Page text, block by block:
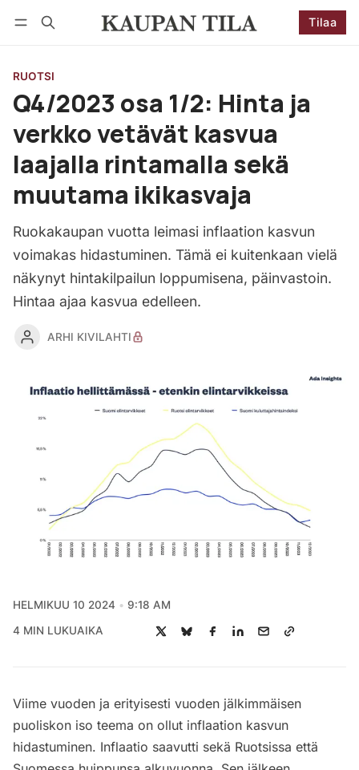
Tilaa
RUOTSI
Q4/2023 osa 1/2: Hinta ja
verkko vetävät kasvua
laajalla rintamalla sekä
muutama ikikasvaja
Ruokakaupan vuotta leimasi inflaation kasvun
voimakas hidastuminen. Tämä ei kuitenkaan vielä
näkynyt hintakilpailun loppumisena, päinvastoin.
Hintaa ajaa kasvua edelleen.
ARHI KIVILAHTI
HELMIKUU 10 2024 9:18 AM
4 MIN LUKUAIKA
Viime vuoden ja erityisesti vuoden jälkimmäisen
puoliskon iso teema on ollut inflaation kasvun
hidastuminen. Inflaatio saavutti sekä Ruotsissa että